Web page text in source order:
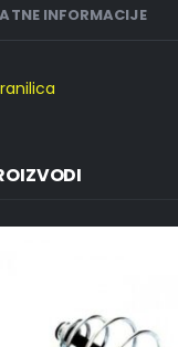
INFORMACIJE